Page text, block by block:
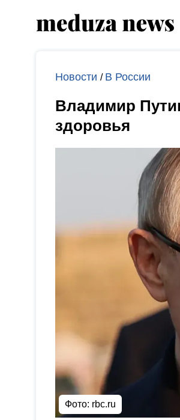
Новости / В России
Владимир
здоровья
Фото: rbc.ru